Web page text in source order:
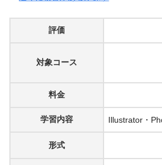
評価
対象コース
料金
学習内容 Illustrator・
形式